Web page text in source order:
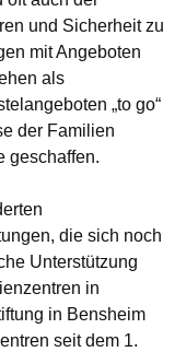
und Sicherheit zu
mit Angeboten
als
„to go“
der Familien
geschaffen.
die sich noch
Unterstützung
in
in Bensheim
seit dem 1.